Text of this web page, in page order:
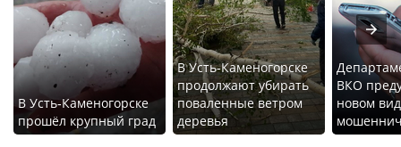
В Усть-Каменогорске
прошёл крупный град
В Усть-Каменогорске
продолжают убирать
поваленные ветром
деревья
ВКО
новом